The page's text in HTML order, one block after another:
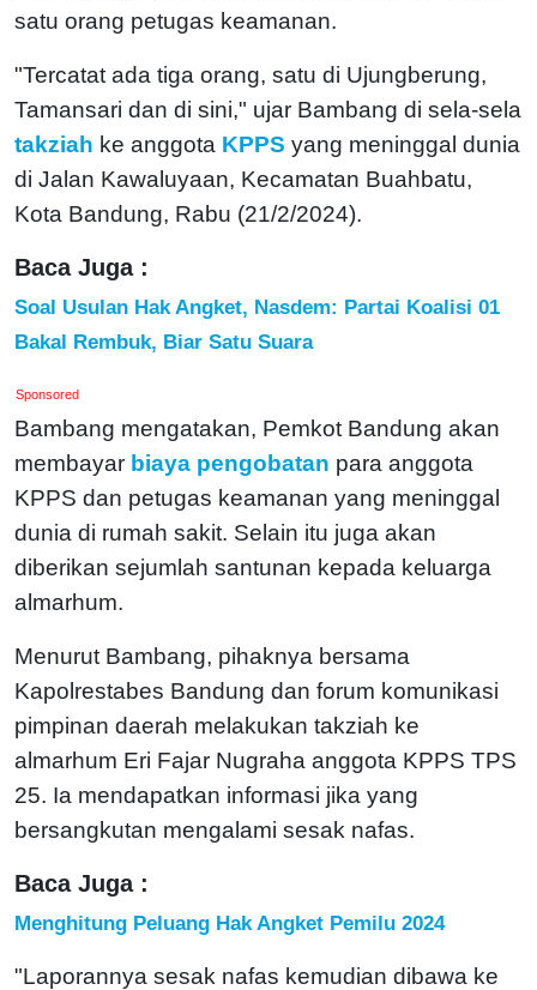
satu orang petugas keamanan.
"Tercatat ada tiga orang, satu di Ujungberung,
Tamansari dan di sini," ujar Bambang di sela-sela
takziah ke anggota KPPS yang meninggal dunia
di Jalan Kawaluyaan, Kecamatan Buahbatu,
Kota Bandung, Rabu (21/2/2024).
Baca Juga :
Soal Usulan Hak Angket, Nasdem: Partai Koalisi 01
Bakal Rembuk, Biar Satu Suara
Sponsored
Bambang mengatakan, Pemkot Bandung akan
membayar biaya pengobatan para anggota
KPPS dan petugas keamanan yang meninggal
dunia di rumah sakit. Selain itu juga akan
diberikan sejumlah santunan kepada keluarga
almarhum.
Menurut Bambang, pihaknya bersama
Kapolrestabes Bandung dan forum komunikasi
pimpinan daerah melakukan takziah ke
almarhum Eri Fajar Nugraha anggota KPPS TPS
25. Ia mendapatkan informasi jika yang
bersangkutan mengalami sesak nafas.
Baca Juga :
Menghitung Peluang Hak Angket Pemilu 2024
"Laporannya sesak nafas kemudian dibawa ke